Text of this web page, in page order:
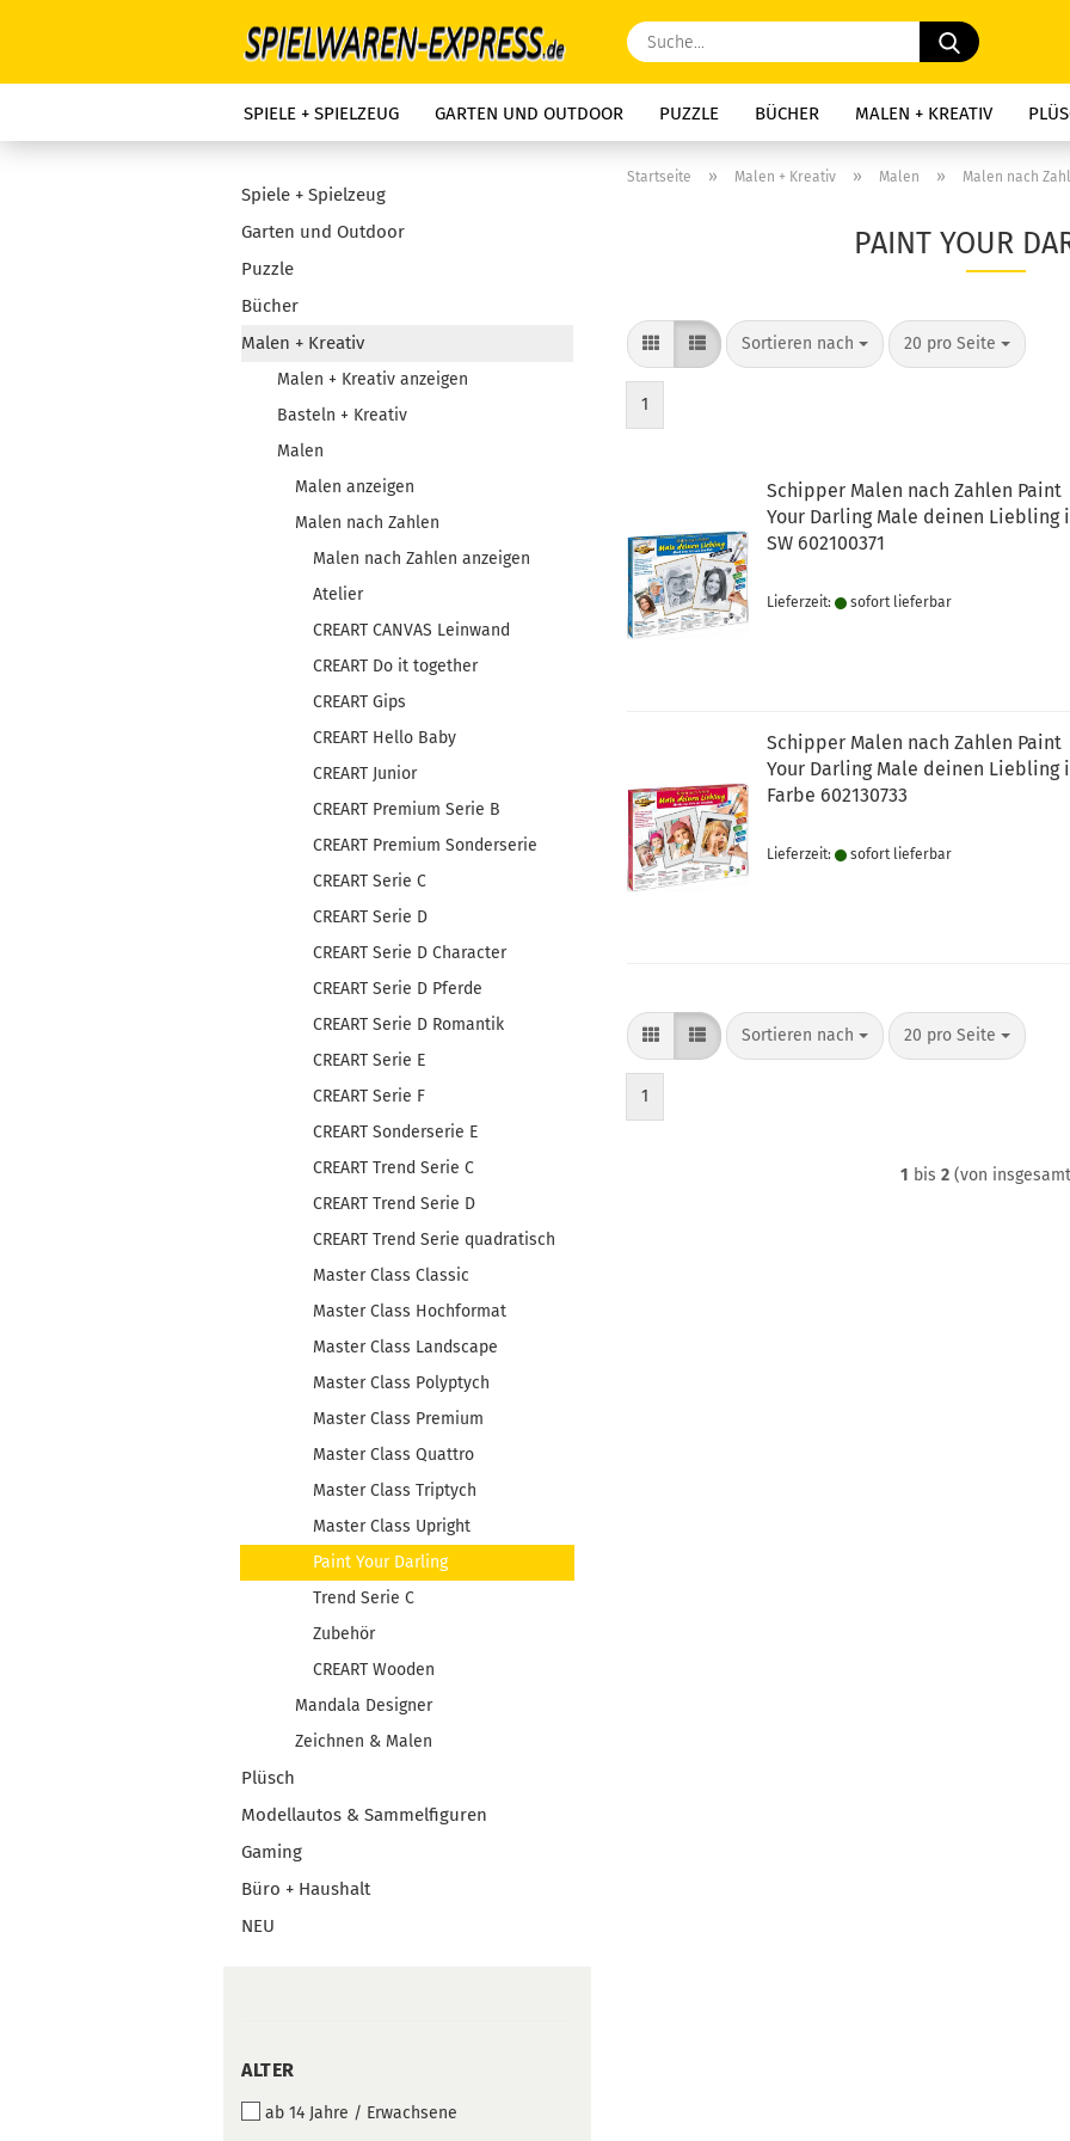
Suche...
SPIELE + SPIELZEUG GARTEN UND OUTDOOR PUZZLE BÜCHER MALEN + KREATIV
Startseite » Malen + Kreativ » Malen » Malen nach
PAINT YOUR
Sortieren nach
Sortieren nach 20 pro Seite
pro Seite
1
Schipper Malen nach Zahlen Paint
Your Darling Male deinen Liebling
SW 602100371
Lieferzeit: sofort lie­fer­bar
Schipper Malen nach Zahlen Paint
Your Darling Male deinen Liebling
Farbe 602130733
Lieferzeit: sofort lie­fer­bar
Sortieren nach
Sortieren nach 20 pro Seite
pro Seite
1
1 bis2 (von
Spiele + Spielzeug
Garten und Outdoor
Puzzle
Bücher
Malen + Kreativ
Malen + Kreativ anzeigen
Basteln + Kreativ
Malen
Malen anzeigen
Malen nach Zahlen
Malen nach Zahlen anzeigen
Atelier
CREART CANVAS Leinwand
CREART Do it together
CREART Gips
CREART Hello Baby
CREART Junior
CREART Premium Serie B
CREART Premium Sonderserie
CREART Serie C
CREART Serie D
CREART Serie D Character
CREART Serie D Pferde
CREART Serie D Romantik
CREART Serie E
CREART Serie F
CREART Sonderserie E
CREART Trend Serie C
CREART Trend Serie D
CREART Trend Serie quadratisch
Master Class Classic
Master Class Hochformat
Master Class Landscape
Master Class Polyptych
Master Class Premium
Master Class Quattro
Master Class Triptych
Master Class Upright
Paint Your Darling
Trend Serie C
Zubehör
CREART Wooden
Mandala Designer
Zeichnen & Malen
Plüsch
Modellautos & Sammelfiguren
Gaming
Büro + Haushalt
NEU
ALTER
ALTER
ab 14 Jahre / Erwachsene